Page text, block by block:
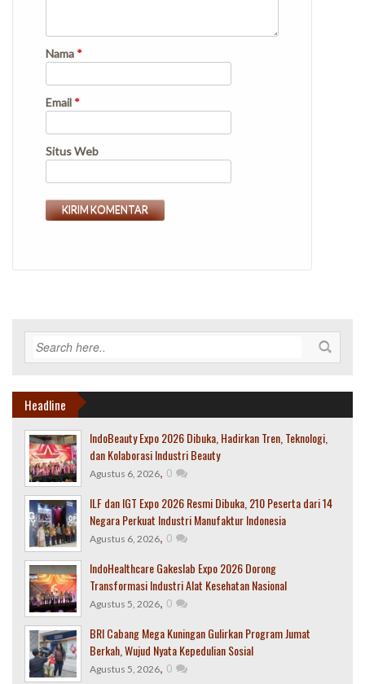
Nama *
Email *
Situs Web
Headline
IndoBeauty Expo 2026 Dibuka, Hadirkan Tren, Teknologi,
dan Kolaborasi Industri Beauty
Agustus 6, 2026, 0
ILF dan IGT Expo 2026 Resmi Dibuka, 210 Peserta dari 14
Negara Perkuat Industri Manufaktur Indonesia
Agustus 6, 2026, 0
IndoHealthcare Gakeslab Expo 2026 Dorong
Transformasi Industri Alat Kesehatan Nasional
Agustus 5, 2026, 0
BRI Cabang Mega Kuningan Gulirkan Program Jumat
Berkah, Wujud Nyata Kepedulian Sosial
Agustus 5, 2026, 0